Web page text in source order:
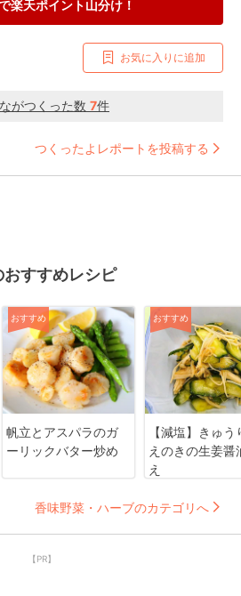
楽天ポイント山分け！
お気に入りに追加
がつくった数 7件
つくったよレポートを投稿する
すすめレシピ
おすすめ
帆立とアスパラのガ
ーリックバター炒め
おすすめ
【減塩】きゅう
えのきの生姜醤
え
香味野菜・ハーブのカテゴリへ
【PR】